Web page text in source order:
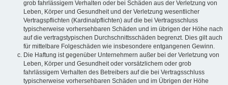
grob fahrlässigem Verhalten oder bei Schäden aus der Verletzung von
Leben, Körper und Gesundheit und der Verletzung wesentlicher
Vertragspflichten (Kardinalpflichten) auf die bei Vertragsschluss
typischerweise vorhersehbaren Schäden und im übrigen der Höhe nach
auf die vertragstypischen Durchschnittsschäden begrenzt. Dies gilt auch
für mittelbare Folgeschäden wie insbesondere entgangenen Gewinn.
Die Haftung ist gegenüber Unternehmern außer bei der Verletzung von
Leben, Körper und Gesundheit oder vorsätzlichem oder grob
fahrlässigem Verhalten des Betreibers auf die bei Vertragsschluss
typischerweise vorhersehbaren Schäden und im Übrigen der Höhe